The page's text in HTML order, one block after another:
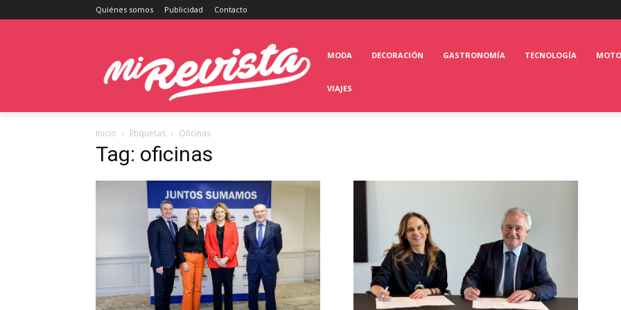
Quiénes somos Publicidad Contacto
MODA DECORACIÓN GASTRONOMÍA TECNOLOGÍA
VIAJES
Inicio Etiquetas Oficinas
Tag: oficinas